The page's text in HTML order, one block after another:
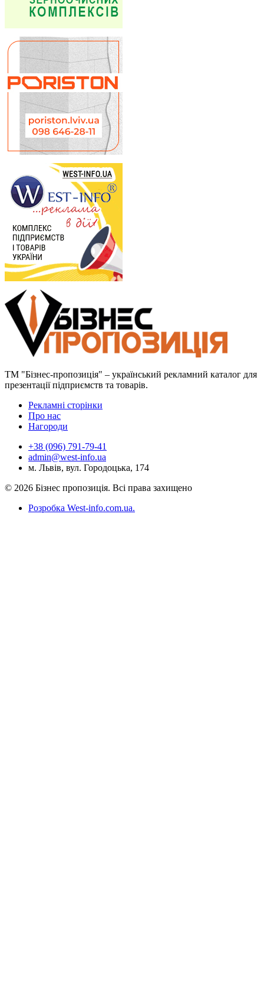
ТМ "Бізнес-пропозиція" – український рекламний каталог для
презентації підприємств та товарів.
Рекламні сторінки
Про нас
Нагороди
+38 (096) 791-79-41
admin@west-info.ua
м. Львів, вул. Городоцька, 174
© 2026 Бізнес пропозиція. Всі права захищено
Розробка West-info.com.ua.